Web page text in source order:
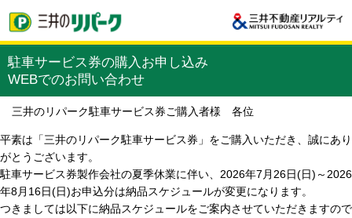
駐車サービス券の購入お申し込み
WEBでのお問い合わせ
三井のリパーク駐車サービス券ご購入者様 各位
平素は「三井のリパーク駐車サービス券」をご購入いただき、誠にあり
がとうございます。
駐車サービス券製作会社の夏季休業に伴い、2026年7月26日(日)～2026
年8月16日(日)お申込分は納品スケジュールが変更になります。
つきましては以下に納品スケジュールをご案内させていただきますので